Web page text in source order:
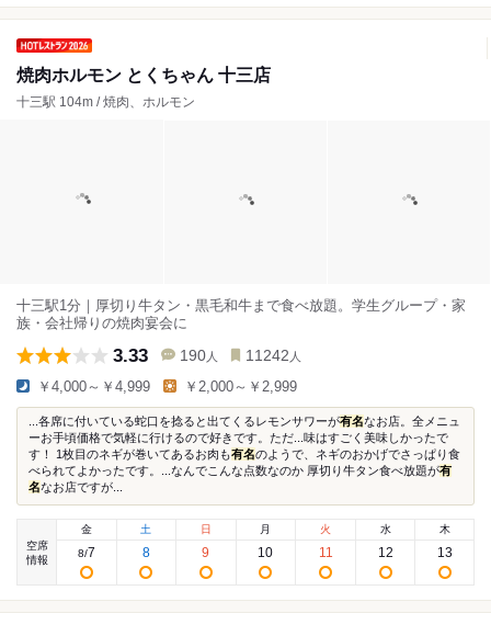
焼肉ホルモン とくちゃん 十三店
十三駅 104m / 焼肉、ホルモン
十三駅1分｜厚切り牛タン・黒毛和牛まで食べ放題。学生グループ・家
族・会社帰りの焼肉宴会に
3.33 190 人 11242 人
￥4,000～￥4,999 ￥2,000～￥2,999
...各席に付いている蛇口を捻ると出てくるレモンサワーが有名なお店。全メニュ
ーお手頃価格で気軽に行けるので好きです。ただ...味はすごく美味しかったで
す！ 1枚目のネギが巻いてあるお肉も有名のようで、ネギのおかげでさっぱり食
べられてよかったです。...なんでこんな点数なのか 厚切り牛タン食べ放題が有
名なお店ですが...
空席
情報
金
8/7
土
8
日
9
月
10
火
11
水
12
木
13